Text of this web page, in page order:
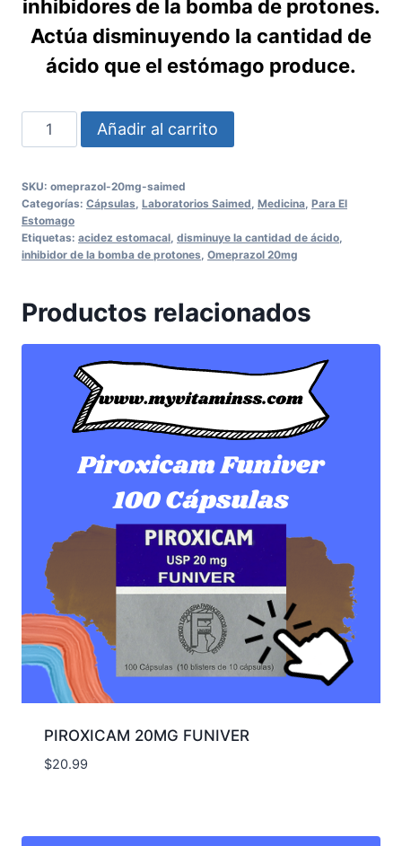
inhibidores de la bomba de protones.
Actúa disminuyendo la cantidad de
ácido que el estómago produce.
Omeprazol
20mg
cantidad
Añadir al carrito
SKU: omeprazol-20mg-saimed
Categorías: Cápsulas Laboratorios Saimed Medicina Para El
Estomago
Etiquetas: acidez estomacal disminuye la cantidad de ácido
inhibidor de la bomba de protones Omeprazol 20mg
Productos relacionados
PIROXICAM 20MG FUNIVER
$20.99